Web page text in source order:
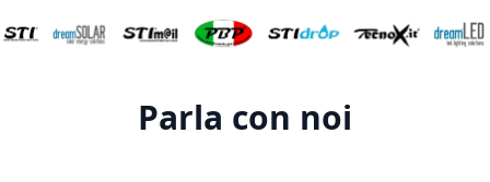
Parla con noi